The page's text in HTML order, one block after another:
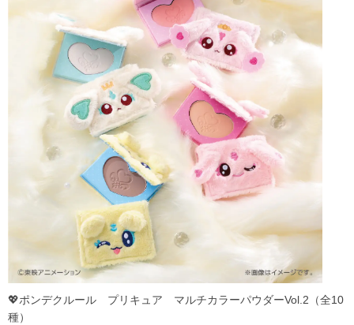
💖ポンデクルール プリキュア マルチカラーパウダーVol.2（全10
種）